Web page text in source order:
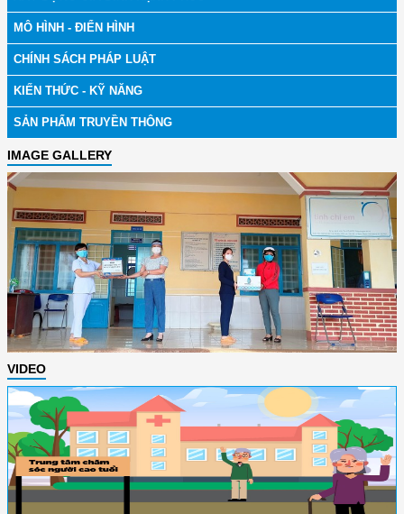
MÔ HÌNH - ĐIỂN HÌNH
CHÍNH SÁCH PHÁP LUẬT
KIẾN THỨC - KỸ NĂNG
SẢN PHẨM TRUYỀN THÔNG
IMAGE GALLERY
VIDEO